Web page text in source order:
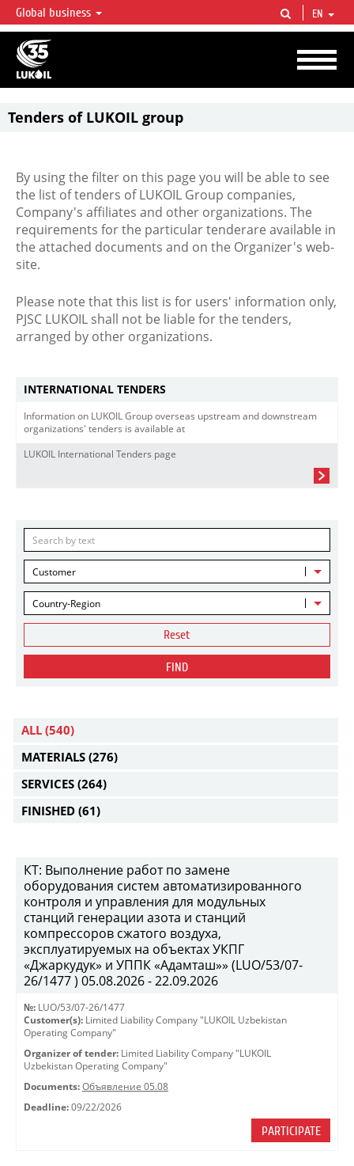
LUKOIL OVERVIEW
LUKOIL is one of the largest oil & gas vertical integrated companies in the world
accounting for over 2% of crude production and circa 1% of proved hydrocarbon
reserves globally.
Global business EN
Tenders of LUKOIL group
By using the filter on this page you will be able to see
the list of tenders of LUKOIL Group companies,
Company's affiliates and other organizations. The
requirements for the particular tenderare available in
the attached documents and on the Organizer's web-
site.
Please note that this list is for users' information only,
PJSC LUKOIL shall not be liable for the tenders,
arranged by other organizations.
INTERNATIONAL TENDERS
Information on LUKOIL Group overseas upstream and downstream
organizations' tenders is available at
LUKOIL International Tenders page
Customer
Country-Region
Reset
FIND
ALL (540)
MATERIALS (276)
SERVICES (264)
FINISHED (61)
КТ: Выполнение работ по замене
оборудования систем автоматизированного
контроля и управления для модульных
станций генерации азота и станций
компрессоров сжатого воздуха,
эксплуатируемых на объектах УКПГ
«Джаркудук» и УППК «Адамташ»» (LUO/53/07-
26/1477 ) 05.08.2026 - 22.09.2026
№: LUO/53/07-26/1477
Customer(s): Limited Liability Company "LUKOIL Uzbekistan
Operating Company"
Organizer of tender: Limited Liability Company "LUKOIL
Uzbekistan Operating Company"
Documents: Объявление 05.08
Deadline: 09/22/2026
PARTICIPATE